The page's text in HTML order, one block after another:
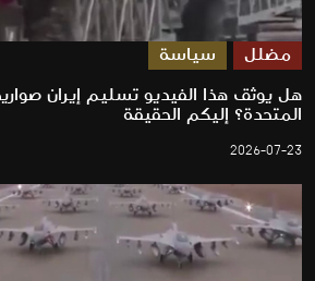
مضلل سياسة
هل يوثق هذا الفيديو تسليم إيران
المتحدة؟ إليكم الحقيقة
2026-07-23